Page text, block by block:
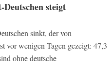
steigt
sinkt, der von
vor wenigen Tagen gezeigt: 47,3
ohne deutsche